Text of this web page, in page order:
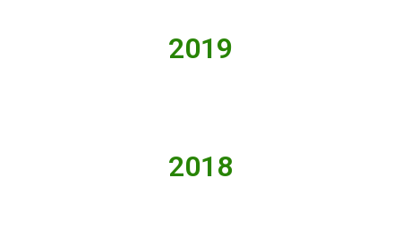
2019
2018